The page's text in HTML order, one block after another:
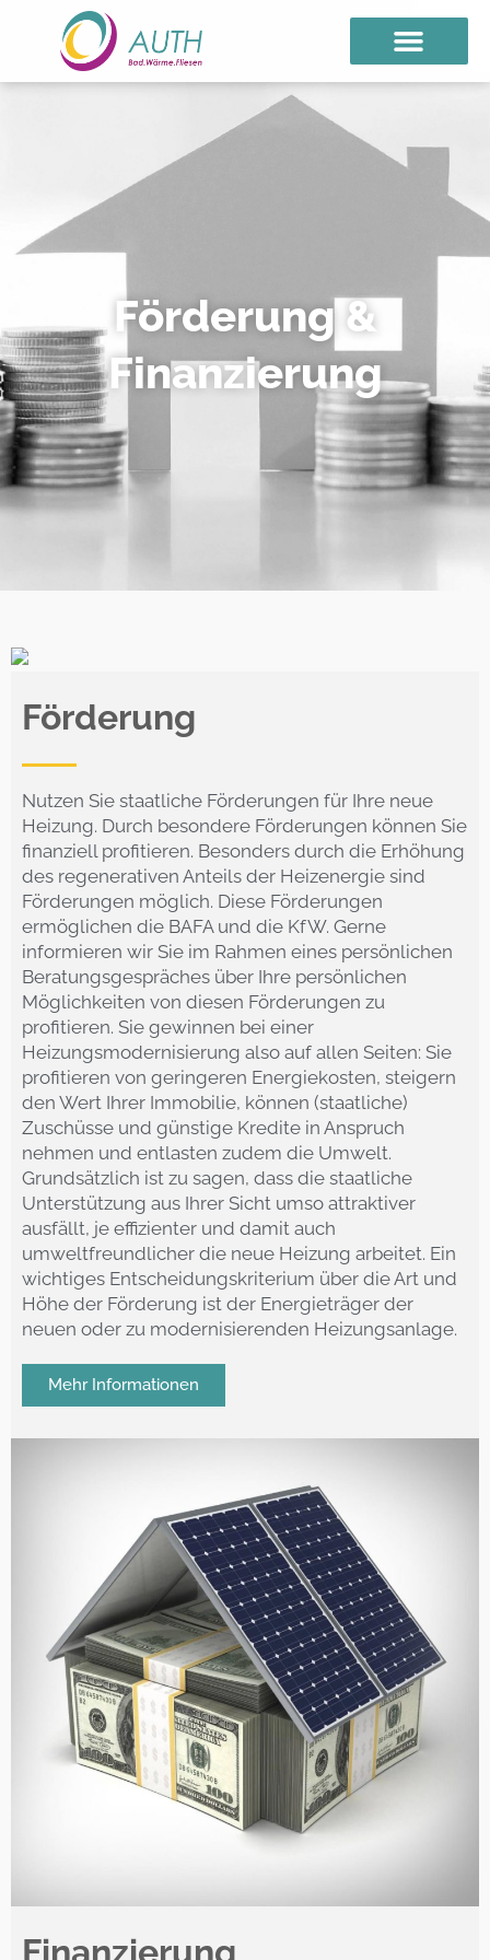
Förderung &
Finanzierung
Förderung
Nutzen Sie staatliche Förderungen für Ihre neue
Heizung. Durch besondere Förderungen können Sie
finanziell profitieren. Besonders durch die Erhöhung
des regenerativen Anteils der Heizenergie sind
Förderungen möglich. Diese Förderungen
ermöglichen die BAFA und die KfW. Gerne
informieren wir Sie im Rahmen eines persönlichen
Beratungsgespräches über Ihre persönlichen
Möglichkeiten von diesen Förderungen zu
profitieren. Sie gewinnen bei einer
Heizungsmodernisierung also auf allen Seiten: Sie
profitieren von geringeren Energiekosten, steigern
den Wert Ihrer Immobilie, können (staatliche)
Zuschüsse und günstige Kredite in Anspruch
nehmen und entlasten zudem die Umwelt.
Grundsätzlich ist zu sagen, dass die staatliche
Unterstützung aus Ihrer Sicht umso attraktiver
ausfällt, je effizienter und damit auch
umweltfreundlicher die neue Heizung arbeitet. Ein
wichtiges Entscheidungskriterium über die Art und
Höhe der Förderung ist der Energieträger der
neuen oder zu modernisierenden Heizungsanlage.
Mehr Informationen
Finanzierung